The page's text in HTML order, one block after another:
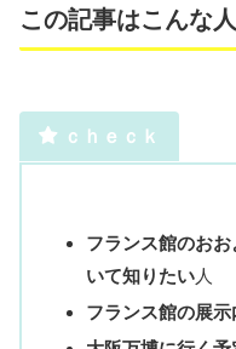
この記事はこんな
ｃｈｅｃｋ
フランス館のお
いて知りたい人
フランス館の展